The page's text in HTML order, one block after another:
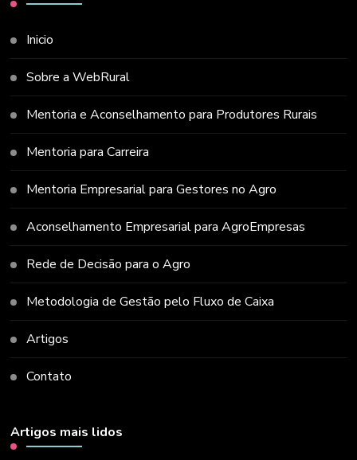
Inicio
Sobre a WebRural
Mentoria e Aconselhamento para Produtores Rurais
Mentoria para Carreira
Mentoria Empresarial para Gestores no Agro
Aconselhamento Empresarial para AgroEmpresas
Rede de Decisão para o Agro
Metodologia de Gestão pelo Fluxo de Caixa
Artigos
Contato
Artigos mais lidos